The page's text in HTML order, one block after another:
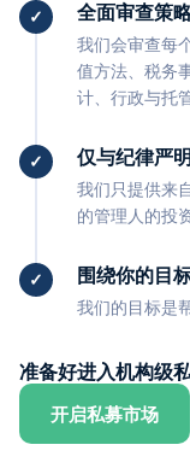
全面审查策
我们会审查每
值方法、税务
计、行政与托管
仅与纪律严
我们只提供来
的管理人的投
围绕你的目
我们的目标是
准备好进入机构级
开启私募市场